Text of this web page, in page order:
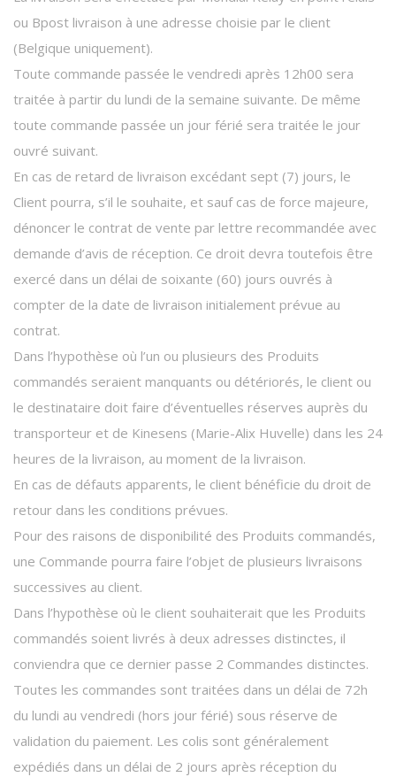
ou Bpost livraison à une adresse choisie par le client
(Belgique uniquement).
Toute commande passée le vendredi après 12h00 sera
traitée à partir du lundi de la semaine suivante. De même
toute commande passée un jour férié sera traitée le jour
ouvré suivant.
En cas de retard de livraison excédant sept (7) jours, le
Client pourra, s’il le souhaite, et sauf cas de force majeure,
dénoncer le contrat de vente par lettre recommandée avec
demande d’avis de réception. Ce droit devra toutefois être
exercé dans un délai de soixante (60) jours ouvrés à
compter de la date de livraison initialement prévue au
contrat.
Dans l’hypothèse où l’un ou plusieurs des Produits
commandés seraient manquants ou détériorés, le client ou
le destinataire doit faire d’éventuelles réserves auprès du
transporteur et de Kinesens (Marie-Alix Huvelle) dans les 24
heures de la livraison, au moment de la livraison.
En cas de défauts apparents, le client bénéficie du droit de
retour dans les conditions prévues.
Pour des raisons de disponibilité des Produits commandés,
une Commande pourra faire l’objet de plusieurs livraisons
successives au client.
Dans l’hypothèse où le client souhaiterait que les Produits
commandés soient livrés à deux adresses distinctes, il
conviendra que ce dernier passe 2 Commandes distinctes.
Toutes les commandes sont traitées dans un délai de 72h
du lundi au vendredi (hors jour férié) sous réserve de
validation du paiement. Les colis sont généralement
expédiés dans un délai de 2 jours après réception du